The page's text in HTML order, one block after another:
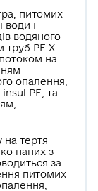
питомих
води і
водяного
труб РЕ-Х
на
опалення,
insul РЕ, та
на тертя
наних з
за
питомих